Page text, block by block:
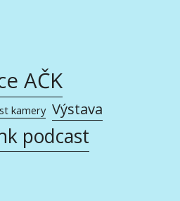
AČK
kamery Výstava
podcast